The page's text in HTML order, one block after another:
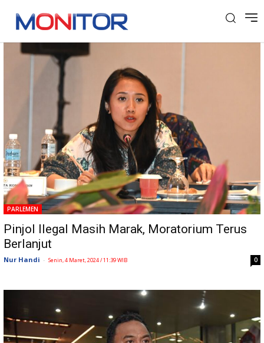
Tag: pinjol ilegal
PARLEMEN
Pinjol Ilegal Masih Marak, Moratorium Terus
Berlanjut
Nur Handi - Senin, 4 Maret, 2024 / 11:39 WIB 0